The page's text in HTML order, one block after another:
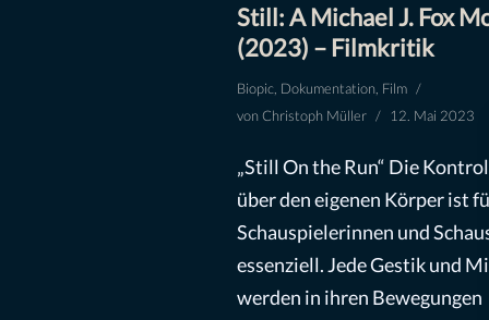
Still: A Michael J. Fox
(2023) – Filmkritik
Biopic, Dokumentation, Film
vonChristoph Müller 12. Mai 2023
„Still On the Run“ Die
über den eigenen Körper ist
Schauspielerinnen und
essenziell. Jede Gestik und
werden in ihren Bewegungen